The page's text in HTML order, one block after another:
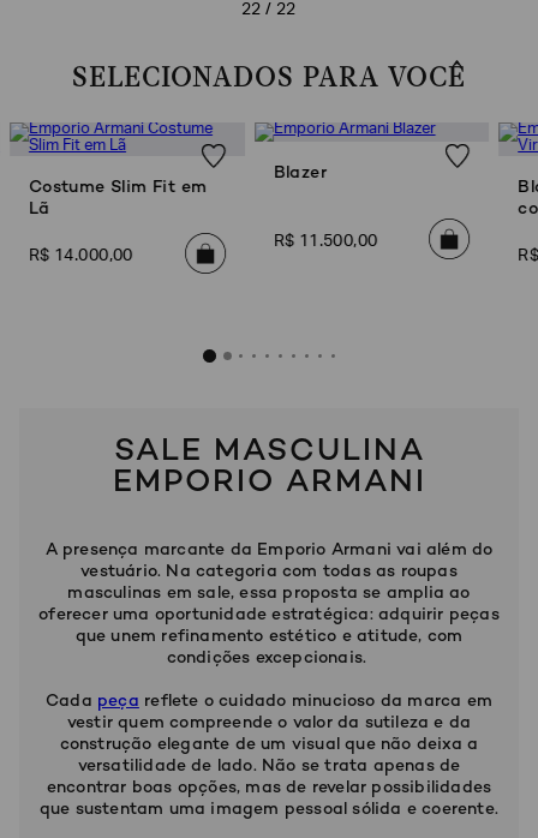
22 / 22
SELECIONADOS PARA VOCÊ
Costume Slim Fit em
Lã
R$ 14.000,00
Blazer
R$ 11 .500,00
SALE MASCULINA
EMPORIO ARMANI
A presença marcante da Emporio Armani vai além do
vestuário. Na categoria com todas as roupas
masculinas em sale, essa proposta se amplia ao
oferecer uma oportunidade estratégica: adquirir peças
que unem refinamento estético e atitude, com
condições excepcionais.
Cada peça reflete o cuidado minucioso da marca em
vestir quem compreende o valor da sutileza e da
construção elegante de um visual que não deixa a
versatilidade de lado. Não se trata apenas de
encontrar boas opções, mas de revelar possibilidades
que sustentam uma imagem pessoal sólida e coerente.